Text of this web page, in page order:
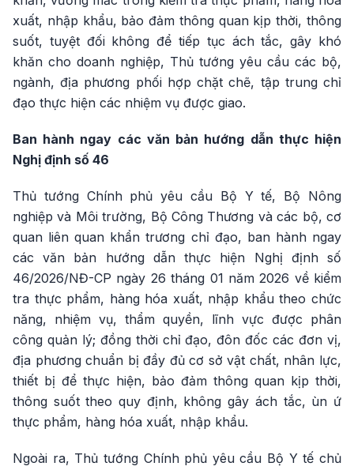
xuất, nhập khẩu, bảo đảm thông quan kịp thời, thông
suốt, tuyệt đối không để tiếp tục ách tắc, gây khó
khăn cho doanh nghiệp, Thủ tướng yêu cầu các bộ,
ngành, địa phương phối hợp chặt chẽ, tập trung chỉ
đạo thực hiện các nhiệm vụ được giao.
Ban hành ngay các văn bản hướng dẫn thực hiện
Nghị định số 46
Thủ tướng Chính phủ yêu cầu Bộ Y tế, Bộ Nông
nghiệp và Môi trường, Bộ Công Thương và các bộ, cơ
quan liên quan khẩn trương chỉ đạo, ban hành ngay
các văn bản hướng dẫn thực hiện Nghị định số
46/2026/NĐ-CP ngày 26 tháng 01 năm 2026 về kiểm
tra thực phẩm, hàng hóa xuất, nhập khẩu theo chức
năng, nhiệm vụ, thẩm quyền, lĩnh vực được phân
công quản lý; đồng thời chỉ đạo, đôn đốc các đơn vị,
địa phương chuẩn bị đầy đủ cơ sở vật chất, nhân lực,
thiết bị để thực hiện, bảo đảm thông quan kịp thời,
thông suốt theo quy định, không gây ách tắc, ùn ứ
thực phẩm, hàng hóa xuất, nhập khẩu.
Ngoài ra, Thủ tướng Chính phủ yêu cầu Bộ Y tế chủ